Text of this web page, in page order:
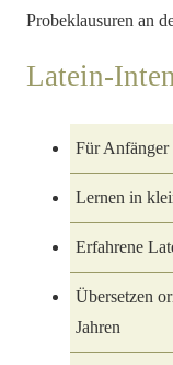
Probeklausuren an
Latein-
Für Anfänger
Lernen in
Erfahrene
Übersetzen
Jahren